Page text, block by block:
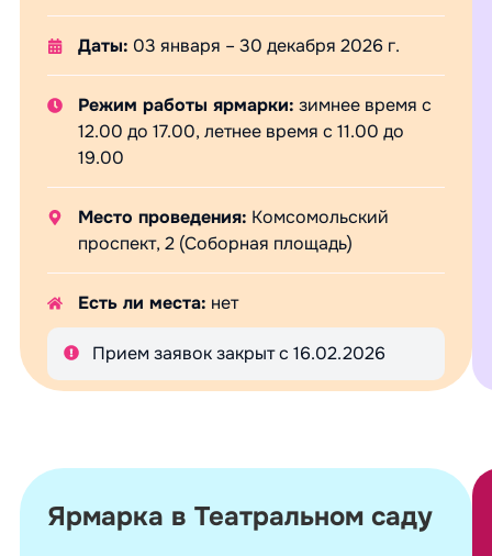
Даты: 03 января – 30 декабря 2026 г.
Режим работы ярмарки: зимнее время с
12.00 до 17.00, летнее время с 11.00 до
19.00
Место проведения: Комсомольский
проспект, 2 (Соборная площадь)
Есть ли места: нет
Прием заявок закрыт с 16.02.2026
Ярмарка в Театральном саду